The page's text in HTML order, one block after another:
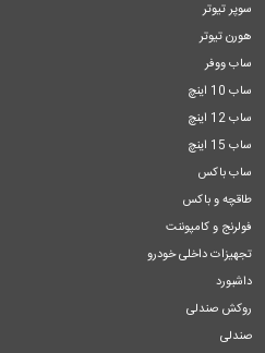
سوپر تیوتر
هورن تیوتر
ساب ووفر
ساب 10 اینچ
ساب 12 اینچ
ساب 15 اینچ
ساب باکس
طاقچه و باکس
فولرنج و کامپوننت
تجهیزات داخلی خودرو
داشبورد
روکش صندلی
صندلی